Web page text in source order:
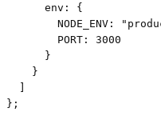
      env: {
NODE_ENV:
        PORT: 3000
      }
    }
};